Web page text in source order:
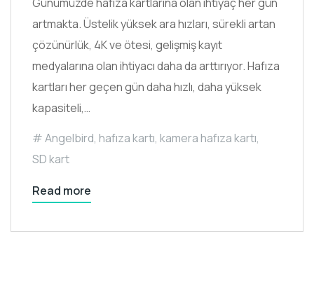
artmakta. Üstelik yüksek ara hızları, sürekli artan
çözünürlük, 4K ve ötesi, gelişmiş kayıt
medyalarına olan ihtiyacı daha da arttırıyor. Hafıza
kartları her geçen gün daha hızlı, daha yüksek
kapasiteli,…
Angelbird, hafıza kartı, kamera hafıza kartı,
SD kart
Read more